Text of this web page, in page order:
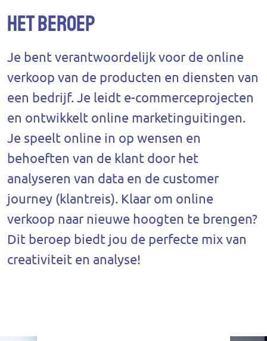
Het beroep
Je bent verantwoordelijk voor de online
verkoop van de producten en diensten van
een bedrijf. Je leidt e-commerceprojecten
en ontwikkelt online marketinguitingen.
Je speelt online in op wensen en
behoeften van de klant door het
analyseren van data en de customer
journey (klantreis). Klaar om online
verkoop naar nieuwe hoogten te brengen?
Dit beroep biedt jou de perfecte mix van
creativiteit en analyse!